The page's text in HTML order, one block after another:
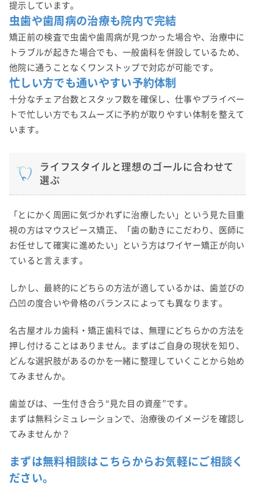
提示しています。
虫歯や歯周病の治療も院内で完結
矯正前の検査で虫歯や歯周病が見つかった場合や、治療中に
トラブルが起きた場合でも、一般歯科を併設しているため、
他院に通うことなくワンストップで対応が可能です。
忙しい方でも通いやすい予約体制
十分なチェア台数とスタッフ数を確保し、仕事やプライベー
トで忙しい方でもスムーズに予約が取りやすい体制を整えて
います。
ライフスタイルと理想のゴールに合わせて
選ぶ
「とにかく周囲に気づかれずに治療したい」という見た目重
視の方はマウスピース矯正、「歯の動きにこだわり、医師に
お任せして確実に進めたい」という方はワイヤー矯正が向い
ていると言えます。
しかし、最終的にどちらの方法が適しているかは、歯並びの
凸凹の度合いや骨格のバランスによっても異なります。
名古屋オルカ歯科・矯正歯科では、無理にどちらかの方法を
押し付けることはありません。まずはご自身の現状を知り、
どんな選択肢があるのかを一緒に整理していくことから始め
てみませんか。
歯並びは、一生付き合う“見た目の資産”です。
まずは無料シミュレーションで、治療後のイメージを確認し
てみませんか？
まずは無料相談はこちらからお気軽にご相談く
ださい。